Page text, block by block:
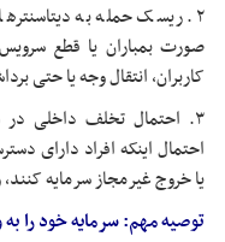
۲. ریسک حمله به
صورت بمباران یا قطع
کاربران، انتقال وجه یا حتی
۳. احتمال تخلف داخلی
احتمال اینکه افراد دارای
یا خروج غیرمجاز سرمایه
توصیه مهم: سرمایه خود را به